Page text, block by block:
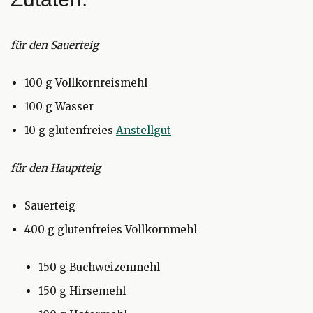
für den Sauerteig
100 g Vollkornreismehl
100 g Wasser
10 g glutenfreies Anstellgut
für den Hauptteig
Sauerteig
400 g glutenfreies Vollkornmehl
150 g Buchweizenmehl
150 g Hirsemehl